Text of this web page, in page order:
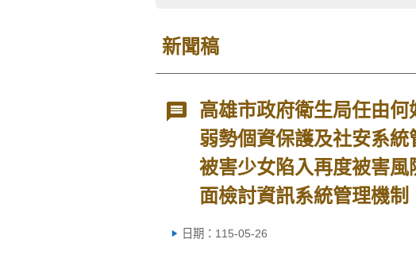
新聞稿
高雄市政府衛生局任由
弱勢個資保護及社安系
被害少女陷入再度被害
面檢討資訊系統管理機制
日期：115-05-26